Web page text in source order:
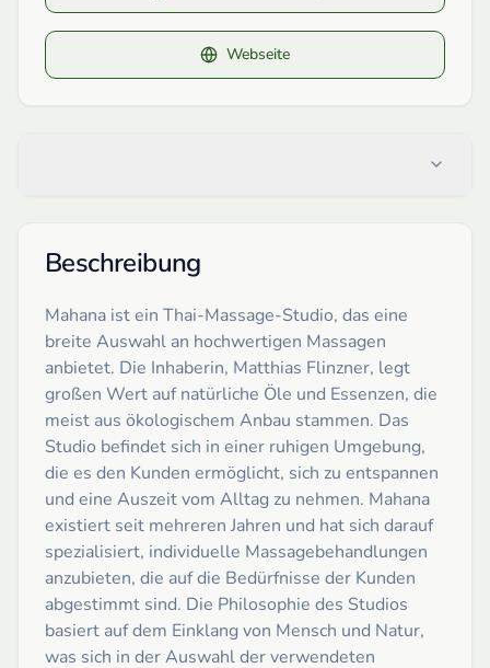
Webseite
Beschreibung
Mahana ist ein Thai-Massage-Studio, das eine
breite Auswahl an hochwertigen Massagen
anbietet. Die Inhaberin, Matthias Flinzner, legt
großen Wert auf natürliche Öle und Essenzen, die
meist aus ökologischem Anbau stammen. Das
Studio befindet sich in einer ruhigen Umgebung,
die es den Kunden ermöglicht, sich zu entspannen
und eine Auszeit vom Alltag zu nehmen. Mahana
existiert seit mehreren Jahren und hat sich darauf
spezialisiert, individuelle Massagebehandlungen
anzubieten, die auf die Bedürfnisse der Kunden
abgestimmt sind. Die Philosophie des Studios
basiert auf dem Einklang von Mensch und Natur,
was sich in der Auswahl der verwendeten